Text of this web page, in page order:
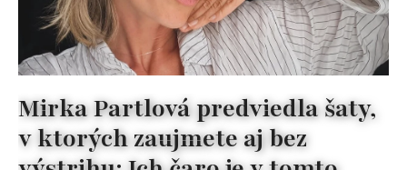
Mirka Partlová predviedla šaty,
v ktorých zaujmete aj bez